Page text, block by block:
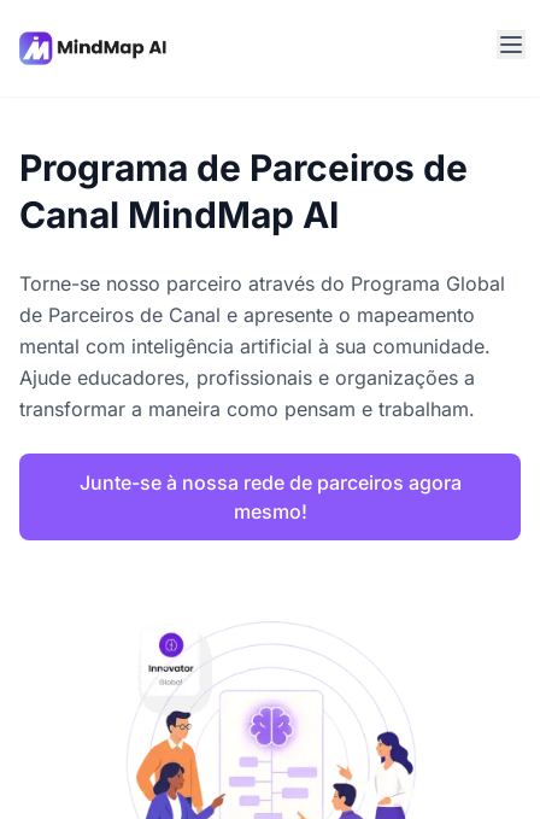
Programa de Parceiros de
Canal MindMap AI
Torne-se nosso parceiro através do Programa Global
de Parceiros de Canal e apresente o mapeamento
mental com inteligência artificial à sua comunidade.
Ajude educadores, profissionais e organizações a
transformar a maneira como pensam e trabalham.
Junte-se à nossa rede de parceiros agora
mesmo!